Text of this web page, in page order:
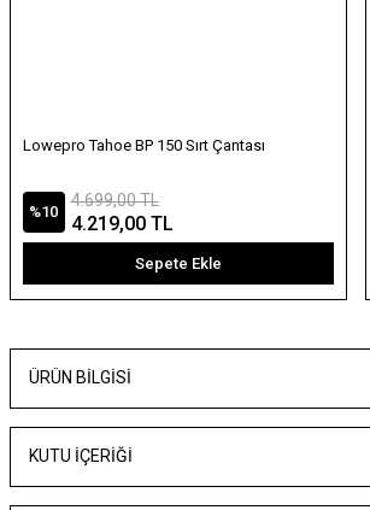
Lowepro Tahoe BP 150 Sırt Çantası
%10
4.699,00 TL
4.219,00 TL
Sepete Ekle
ÜRÜN BILGISI
KUTU İÇERİĞİ